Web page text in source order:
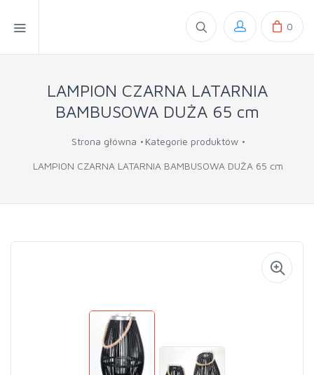
0
LAMPION CZARNA LATARNIA
BAMBUSOWA DUŻA 65 cm
Strona główna Kategorie produktów
LAMPION CZARNA LATARNIA BAMBUSOWA DUŻA 65 cm